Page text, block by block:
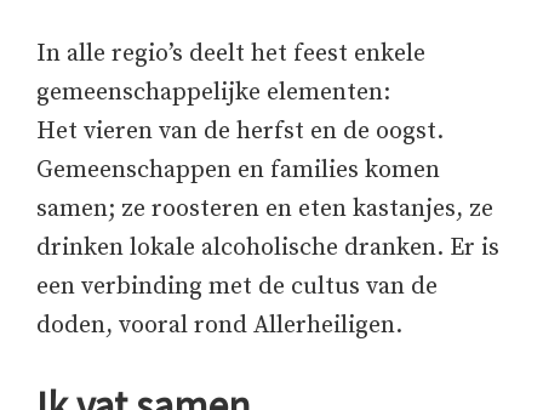
In alle regio’s deelt het feest enkele
gemeenschappelijke elementen:
Het vieren van de herfst en de oogst.
Gemeenschappen en families komen
samen; ze roosteren en eten kastanjes, ze
drinken lokale alcoholische dranken. Er is
een verbinding met de cultus van de
doden, vooral rond Allerheiligen.